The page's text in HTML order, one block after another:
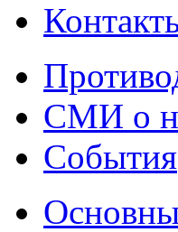
СМИ о
События